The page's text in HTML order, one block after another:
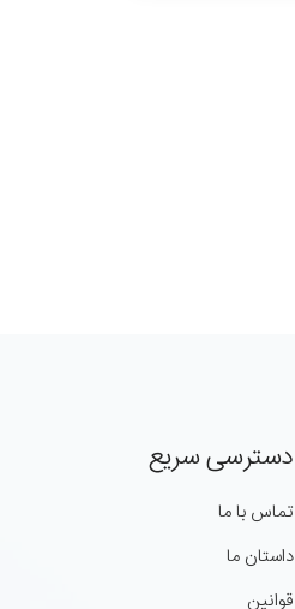
دسترسی سریع
تماس با ما
داستان ما
قوانین